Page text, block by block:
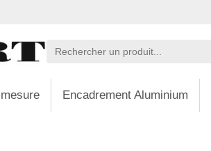
Encadrement Aluminium